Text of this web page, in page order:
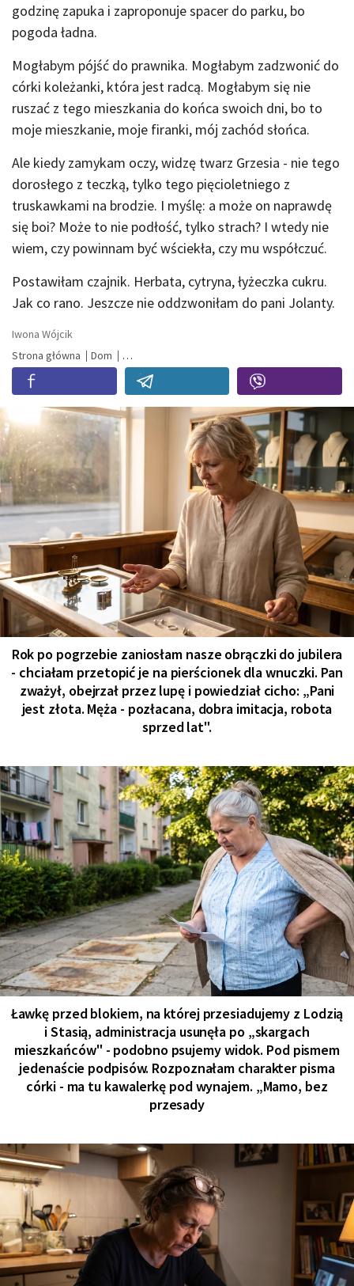
godzinę zapuka i zaproponuje spacer do parku, bo
pogoda ładna.
Mogłabym pójść do prawnika. Mogłabym zadzwonić do
córki koleżanki, która jest radcą. Mogłabym się nie
ruszać z tego mieszkania do końca swoich dni, bo to
moje mieszkanie, moje firanki, mój zachód słońca.
Ale kiedy zamykam oczy, widzę twarz Grzesia - nie tego
dorosłego z teczką, tylko tego pięcioletniego z
truskawkami na brodzie. I myślę: a może on naprawdę
się boi? Może to nie podłość, tylko strach? I wtedy nie
wiem, czy powinnam być wściekła, czy mu współczuć.
Postawiłam czajnik. Herbata, cytryna, łyżeczka cukru.
Jak co rano. Jeszcze nie oddzwoniłam do pani Jolanty.
Iwona Wójcik
Strona główna
Dom
Rok po pogrzebie zaniosłam nasze obrączki do jubilera
- chciałam przetopić je na pierścionek dla wnuczki. Pan
zważył, obejrzał przez lupę i powiedział cicho: „Pani
jest złota. Męża - pozłacana, dobra imitacja, robota
sprzed lat".
Ławkę przed blokiem, na której przesiadujemy z Lodzią
i Stasią, administracja usunęła po „skargach
mieszkańców" - podobno psujemy widok. Pod pismem
jedenaście podpisów. Rozpoznałam charakter pisma
córki - ma tu kawalerkę pod wynajem. „Mamo, bez
przesady